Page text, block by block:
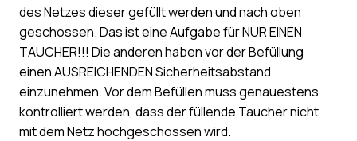
des Netzes dieser gefüllt werden und nach oben
geschossen. Das ist eine Aufgabe für NUR EINEN
TAUCHER!!! Die anderen haben vor der Befüllung
einen AUSREICHENDEN Sicherheitsabstand
einzunehmen. Vor dem Befüllen muss genauestens
kontrolliert werden, dass der füllende Taucher nicht
mit dem Netz hochgeschossen wird.